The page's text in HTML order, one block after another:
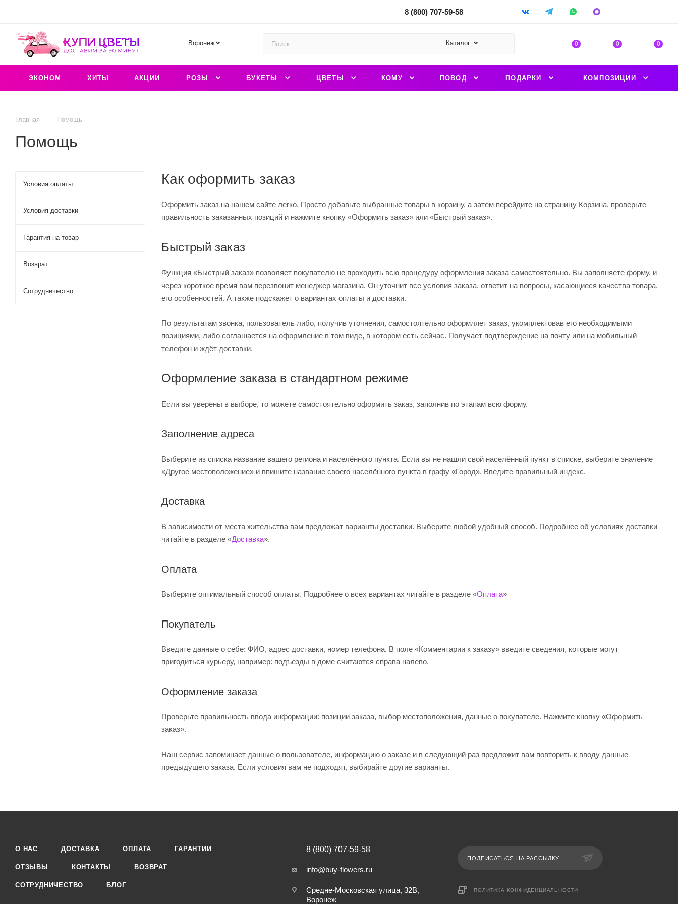
8 (800) 707-59-58
Воронеж Каталог 0 0 0
ЭКОНОМ ХИТЫ АКЦИИ РОЗЫ БУКЕТЫ ЦВЕТЫ КОМУ ПОВОД ПОДАРКИ КОМПОЗИЦИИ
Главная — Помощь
Помощь
Как оформить заказ
Оформить заказ на нашем сайте легко. Просто добавьте выбранные товары в корзину, а затем перейдите на страницу Корзина, проверьте
правильность заказанных позиций и нажмите кнопку «Оформить заказ» или «Быстрый заказ».
Быстрый заказ
Функция «Быстрый заказ» позволяет покупателю не проходить всю процедуру оформления заказа самостоятельно. Вы заполняете форму, и
через короткое время вам перезвонит менеджер магазина. Он уточнит все условия заказа, ответит на вопросы, касающиеся качества товара,
его особенностей. А также подскажет о вариантах оплаты и доставки.
По результатам звонка, пользователь либо, получив уточнения, самостоятельно оформляет заказ, укомплектовав его необходимыми
позициями, либо соглашается на оформление в том виде, в котором есть сейчас. Получает подтверждение на почту или на мобильный
телефон и ждёт доставки.
Оформление заказа в стандартном режиме
Если вы уверены в выборе, то можете самостоятельно оформить заказ, заполнив по этапам всю форму.
Заполнение адреса
Выберите из списка название вашего региона и населённого пункта. Если вы не нашли свой населённый пункт в списке, выберите значение
«Другое местоположение» и впишите название своего населённого пункта в графу «Город». Введите правильный индекс.
Доставка
В зависимости от места жительства вам предложат варианты доставки. Выберите любой удобный способ. Подробнее об условиях доставки
читайте в разделе «Доставка».
Оплата
Выберите оптимальный способ оплаты. Подробнее о всех вариантах читайте в разделе «Оплата»
Покупатель
Введите данные о себе: ФИО, адрес доставки, номер телефона. В поле «Комментарии к заказу» введите сведения, которые могут
пригодиться курьеру, например: подъезды в доме считаются справа налево.
Оформление заказа
Проверьте правильность ввода информации: позиции заказа, выбор местоположения, данные о покупателе. Нажмите кнопку «Оформить
заказ».
Наш сервис запоминает данные о пользователе, информацию о заказе и в следующий раз предложит вам повторить к вводу данные
предыдущего заказа. Если условия вам не подходят, выбирайте другие варианты.
Условия оплаты
Условия доставки
Гарантия на товар
Возврат
Сотрудничество
О НАС ДОСТАВКА ОПЛАТА ГАРАНТИИ
ОТЗЫВЫ КОНТАКТЫ ВОЗВРАТ
СОТРУДНИЧЕСТВО БЛОГ
8 (800) 707-59-58
info@buy-flowers.ru
Средне-Московская улица, 32В,
Воронеж
ПОДПИСАТЬСЯ НА РАССЫЛКУ
ПОЛИТИКА КОНФИДЕНЦИАЛЬНОСТИ